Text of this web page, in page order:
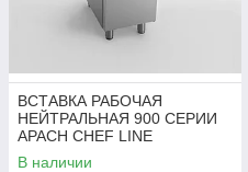
ВСТАВКА РАБОЧАЯ
НЕЙТРАЛЬНАЯ 900 СЕРИИ
APACH CHEF LINE
SLWT49CS
В наличии